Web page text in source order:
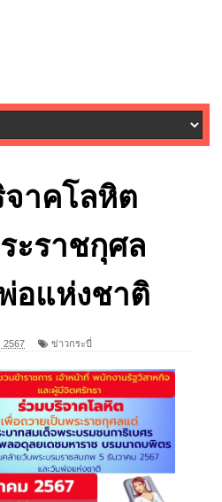
าคโลหิต
ะราชกุศล
อแห่งชาติ
2567 ข่าวกระบี่